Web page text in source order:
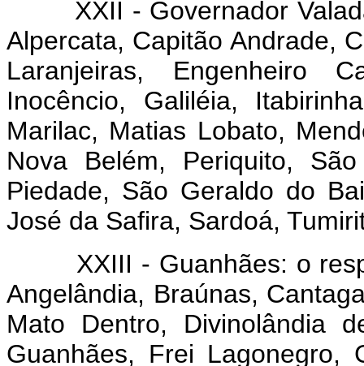
XXII - Governador
Alpercata, Capitão Andrade,
Laranjeiras, Engenheiro
Inocêncio, Galiléia,
Marilac, Matias Lobato,
Nova Belém, Periquito,
Piedade, São Geraldo do
José da Safira, Sardoá,
XXIII - Guanhães: o
Angelândia, Braúnas,
Mato Dentro, Divinolândia
Guanhães, Frei Lagonegro,